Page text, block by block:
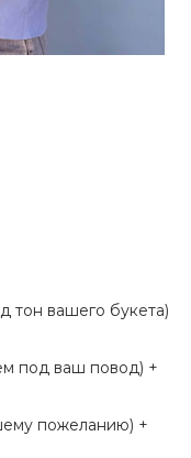
тон вашего букета)
под ваш повод) +
пожеланию) +